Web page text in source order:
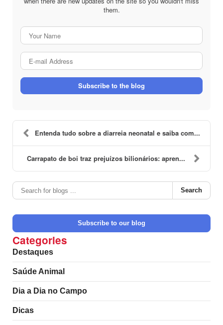
them.
Your
E-
Subscribe to the blog
Entenda tudo sobre a diarreia neonatal e saiba com...
Carrapato de boi traz prejuízos bilionários: apren...
Search
Subscribe to our blog
Categories
Destaques
Saúde Animal
Dia a Dia no Campo
Dicas